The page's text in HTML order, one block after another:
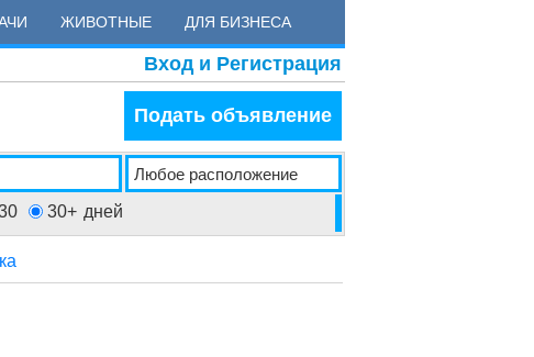
ЖИВОТНЫЕ ДЛЯ БИЗНЕСА
Вход и Регистрация
Подать объявление
30+ дней